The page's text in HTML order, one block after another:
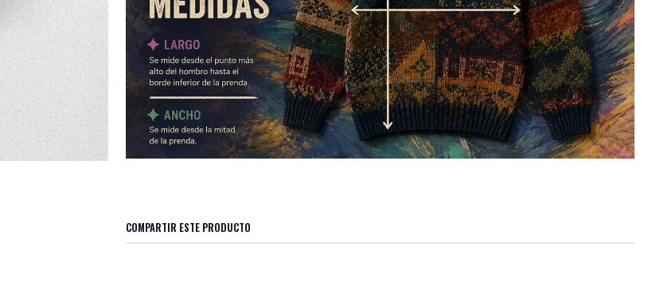
COMPARTIR ESTE PRODUCTO